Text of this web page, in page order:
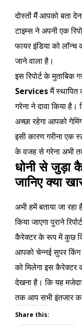
दोस्तों मैं आपको बता
टाइम्स ने अपनी एक
फायर इंडिया को लॉन्च
जाने वाला है।
इस रिपोर्ट के मुताबिक
Servicesमैं स्थापित
गरेना ने दावा किया है।
अच्छा रहेगा आपको
इसी कारण गरीना एक
के वजह से गरेना अभी
धोनी से जुड़ा
जानिए क्या
अभी हमें बताया जा रहा
किया जाएगा पुराने
कैरेक्टर के रूप में कुछ
आपको चेन्नई सुपर किंग
को मिलेगा इस कैरेक्टर
देखना है। कि यह
तक आप सभी इंतजार
Share this: